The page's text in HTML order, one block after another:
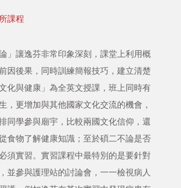
課程
」讓逸芬非常印象深刻，課堂上利用概
因後果，同時訓練簡報技巧，建立清楚
化與健康」為全英文授課，班上同時有
，更增加與其他國家文化交流的機會，
同學參與廟宇，比較兩國文化信仰，還
食物了解健康知識；至於碩二不論是否
須實習。實習課程中最特別的是要針對
並參與護理站的討論會，一一檢視病人